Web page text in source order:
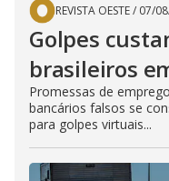
REVISTA OESTE/ 07/
Golpes
brasileiros
Promessas de
bancários falsos se
para golpes virtuais...